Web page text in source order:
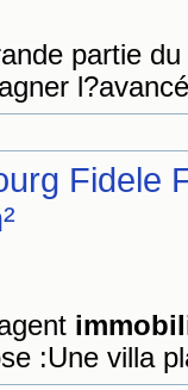
partie
Fidele
:Une villa